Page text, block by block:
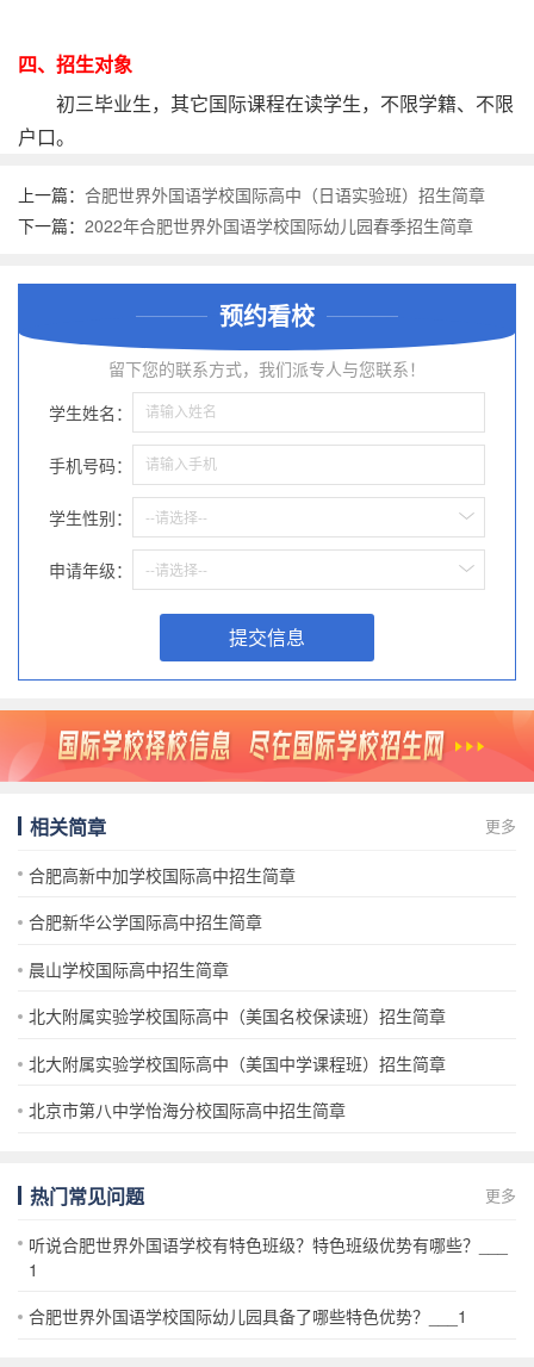
四、招生对象
初三毕业生，其它国际课程在读学生，不限学籍、不限
户口。
上一篇： 合肥世界外国语学校国际高中（日语实验班）招生简章
下一篇： 2022年合肥世界外国语学校国际幼儿园春季招生简章
预约看校
留下您的联系方式，我们派专人与您联系！
学生姓名：
手机号码：
学生性别： --请选择--
申请年级： --请选择--
提交信息
相关简章 更多
合肥高新中加学校国际高中招生简章
合肥新华公学国际高中招生简章
晨山学校国际高中招生简章
北大附属实验学校国际高中（美国名校保读班）招生简章
北大附属实验学校国际高中（美国中学课程班）招生简章
北京市第八中学怡海分校国际高中招生简章
热门常见问题 更多
听说合肥世界外国语学校有特色班级？特色班级优势有哪些？___
1
合肥世界外国语学校国际幼儿园具备了哪些特色优势？___1